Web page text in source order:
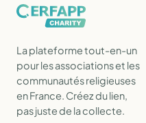
La plateforme tout-en-un
pour les associations et les
communautés religieuses
en France. Créez du lien,
pas juste de la collecte.